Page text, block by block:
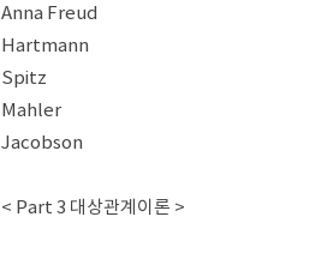
Anna Freud
Hartmann
Spitz
Mahler
Jacobson
< Part 3 대상관계이론 >